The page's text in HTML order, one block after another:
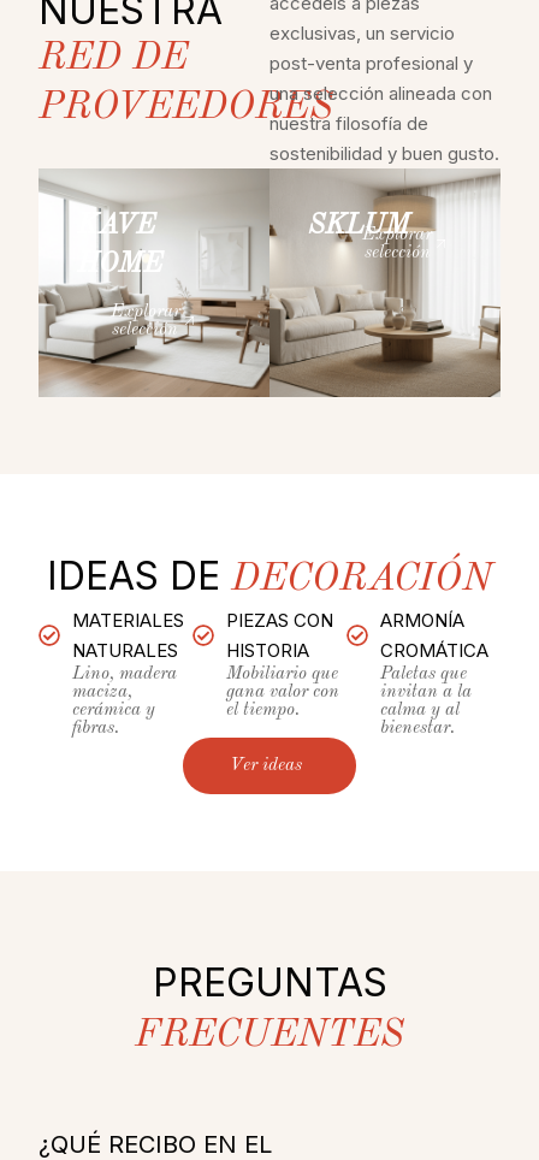
NUESTRA
RED DE
PROVEEDORES
exclusivas, un servicio
post-venta profesional y
una selección alineada con
nuestra filosofía de
sostenibilidad y buen gusto.
KAVE
HOME
Explorar
selección
SKLUM
Explorar
selección
IDEAS DE DECORACIÓN
MATERIALES
NATURALES
Lino, madera
maciza,
cerámica y
fibras.
PIEZAS CON
HISTORIA
Mobiliario que
gana valor con
el tiempo.
ARMONÍA
CROMÁTICA
Paletas que
invitan a la
calma y al
bienestar.
Ver ideas
PREGUNTAS
FRECUENTES
¿QUÉ RECIBO EN EL